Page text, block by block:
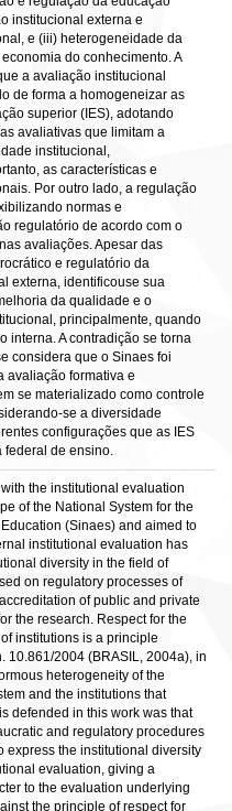
institucional externa e
e (iii) heterogeneidade da
do conhecimento. A
a avaliação institucional
de forma a homogeneizar as
superior (IES), adotando
avaliativas que limitam a
institucional,
as características e
Por outro lado, a regulação
normas e
regulatório de acordo com o
avaliações. Apesar das
e regulatório da
externa, identificouse sua
da qualidade e o
principalmente, quando
interna. A contradição se torna
considera que o Sinaes foi
avaliação formativa e
se materializado como controle
se a diversidade
configurações que as IES
federal de ensino.
the institutional evaluation
of the National System for the
(Sinaes) and aimed to
institutional evaluation has
diversity in the field of
on regulatory processes of
of public and private
the research. Respect for the
institutions is a principle
10.861/2004 (BRASIL, 2004a), in
heterogeneity of the
and the institutions that
defended in this work was that
and regulatory procedures
express the institutional diversity
evaluation, giving a
to the evaluation underlying
the principle of respect for